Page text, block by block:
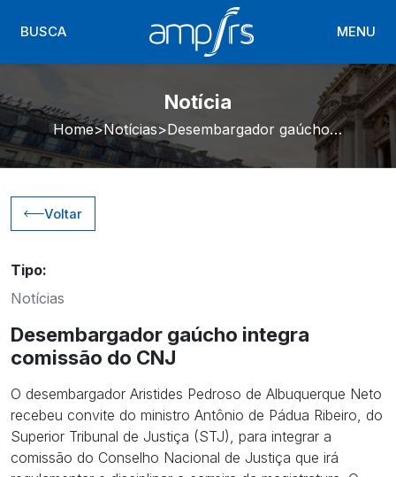
BUSCA MENU
Notícia
Home Notícias Desembargador gaúcho integra comissão do CNJ
Voltar
Tipo:
Notícias
Desembargador gaúcho integra
comissão do CNJ
O desembargador Aristides Pedroso de Albuquerque Neto
recebeu convite do ministro Antônio de Pádua Ribeiro, do
Superior Tribunal de Justiça (STJ), para integrar a
comissão do Conselho Nacional de Justiça que irá